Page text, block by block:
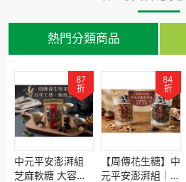
熱門分類商品
87
折
中元平安澎湃組
芝麻軟糖 大容量
84
折
【周傳花生糖】中
元平安澎湃組｜經
折
澎湃組
大容量
折
【周傳花生糖】中
元平安澎湃組｜經
《周傳
生糖 茶